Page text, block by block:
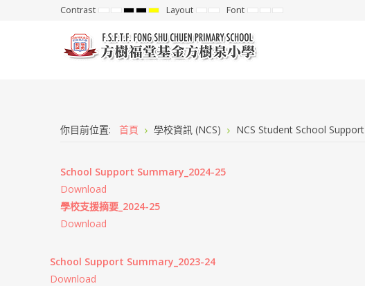
Contrast Default
NightHigh
White
mode
High
Yellow
mode
High
Black
mode
Layout FixedWideFont SetSetSet
你目前位置: 首頁 學校資訊 (NCS) NCS Student School Support
School Support Summary_2024-25
Download
學校支援摘要_2024-25
Download
School Support Summary_2023-24
Download